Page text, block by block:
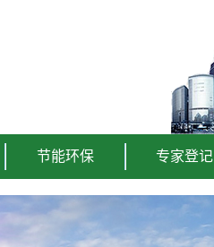
节能环保 专家登记